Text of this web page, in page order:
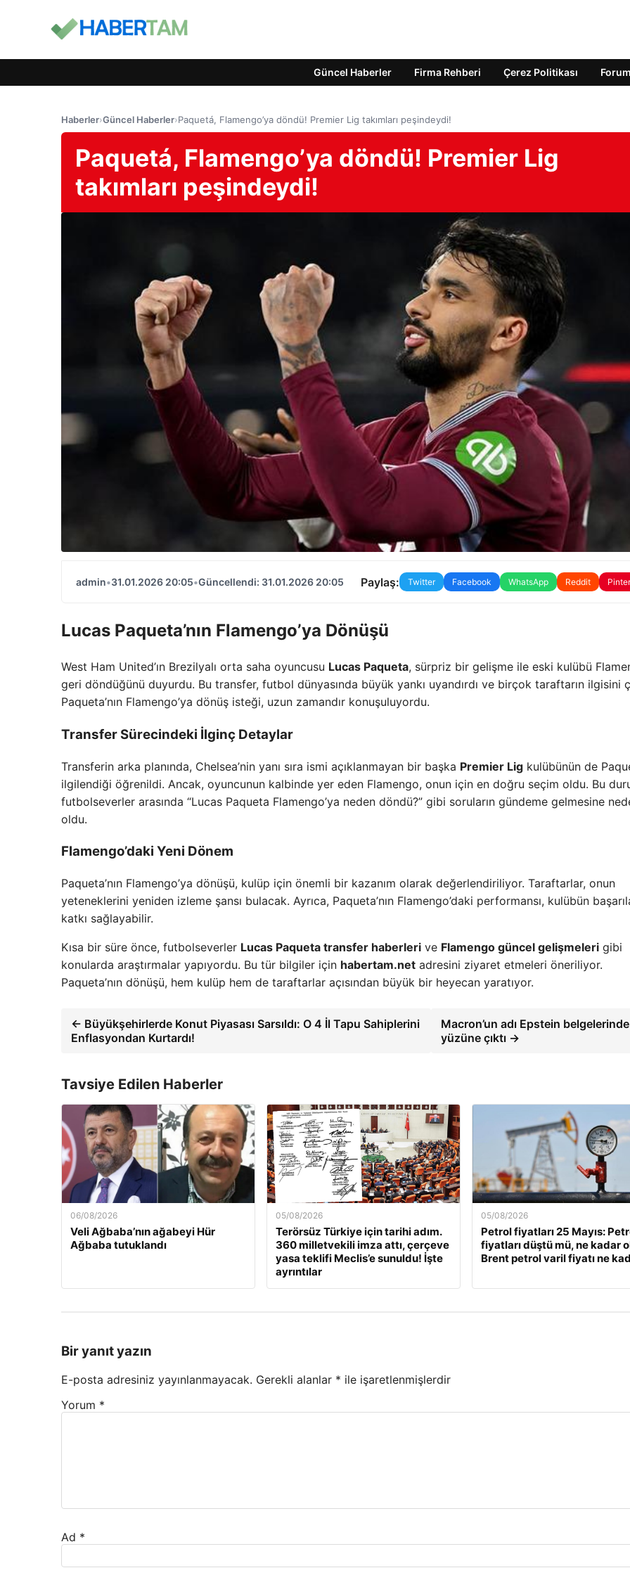
Güncel Haberler Firma Rehberi Çerez Politikası Forum
Haberler›Güncel Haberler›Paquetá, Flamengo’ya döndü! Premier Lig takımları peşindeydi!
Paquetá, Flamengo’ya döndü! Premier Lig
takımları peşindeydi!
admin•31.01.2026 20:05•Güncellendi: 31.01.2026 20:05 Paylaş: Twitter Facebook WhatsApp Reddit
Lucas Paqueta’nın Flamengo’ya Dönüşü
West Ham United’ın Brezilyalı orta saha oyuncusu Lucas Paqueta, sürpriz bir gelişme ile eski kulübü
geri döndüğünü duyurdu. Bu transfer, futbol dünyasında büyük yankı uyandırdı ve birçok taraftarın ilgisini
Paqueta’nın Flamengo’ya dönüş isteği, uzun zamandır konuşuluyordu.
Transfer Sürecindeki İlginç Detaylar
Transferin arka planında, Chelsea’nin yanı sıra ismi açıklanmayan bir başka Premier Lig kulübünün de
ilgilendiği öğrenildi. Ancak, oyuncunun kalbinde yer eden Flamengo, onun için en doğru seçim oldu. Bu
futbolseverler arasında “Lucas Paqueta Flamengo’ya neden döndü?” gibi soruların gündeme gelmesine
oldu.
Flamengo’daki Yeni Dönem
Paqueta’nın Flamengo’ya dönüşü, kulüp için önemli bir kazanım olarak değerlendiriliyor. Taraftarlar, onun
yeteneklerini yeniden izleme şansı bulacak. Ayrıca, Paqueta’nın Flamengo’daki performansı, kulübün
katkı sağlayabilir.
Kısa bir süre önce, futbolseverler Lucas Paqueta transfer haberleri ve Flamengo güncel gelişmeleri gibi
konularda araştırmalar yapıyordu. Bu tür bilgiler için habertam.net adresini ziyaret etmeleri öneriliyor.
Paqueta’nın dönüşü, hem kulüp hem de taraftarlar açısından büyük bir heyecan yaratıyor.
← Büyükşehirlerde Konut Piyasası Sarsıldı: O 4 İl Tapu Sahiplerini
Enflasyondan Kurtardı!
Macron’un adı Epstein
yüzüne çıktı →
Tavsiye Edilen Haberler
06/08/2026
Veli Ağbaba’nın ağabeyi Hür
Ağbaba tutuklandı
05/08/2026
Terörsüz Türkiye için tarihi adım.
360 milletvekili imza attı, çerçeve
yasa teklifi Meclis’e sunuldu! İşte
ayrıntılar
05/08/2026
Petrol fiyatları 25 Mayıs:
fiyatları düştü mü, ne kadar
Brent petrol varil fiyatı ne
Bir yanıt yazın
E-posta adresiniz yayınlanmayacak. Gerekli alanlar * ile işaretlenmişlerdir
Yorum *
Ad *